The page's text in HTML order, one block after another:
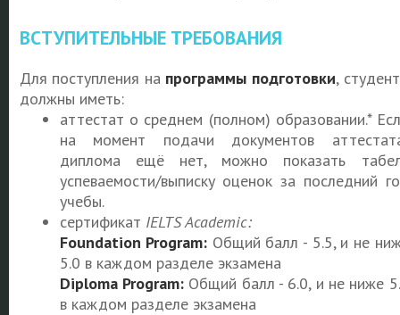
ВСТУПИТЕЛЬНЫЕ ТРЕБОВАНИЯ
Для поступления на программы подготовки,
должны иметь:
аттестат о среднем (полном) образовании.*
на момент подачи документов
диплома ещё нет, можно показать
успеваемости/выписку оценок за последний
учебы.
сертификат IELTS Academic:
Foundation Program: Общий балл - 5.5, и не
5.0 в каждом разделе экзамена
Diploma Program: Общий балл - 6.0, и не ниже
в каждом разделе экзамена